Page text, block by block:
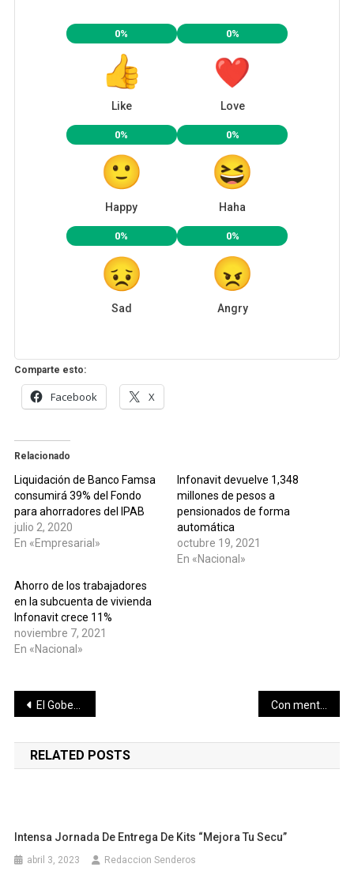
0%
Like
0%
Love
0%
Happy
0%
Haha
0%
Sad
0%
Angry
Comparte esto:
Facebook X
Relacionado
Liquidación de Banco Famsa
consumirá 39% del Fondo
para ahorradores del IPAB
julio 2, 2020
En «Empresarial»
Infonavit devuelve 1,348
millones de pesos a
pensionados de forma
automática
octubre 19, 2021
En «Nacional»
Ahorro de los trabajadores
en la subcuenta de vivienda
Infonavit crece 11%
noviembre 7, 2021
En «Nacional»
Navegación
de
entradas
El Gobernador Mauricio Vila Dosal inaugura la Liga de Fútbol “Eric Díaz Palma”
RELATED POSTS
Intensa Jornada De Entrega De Kits “Mejora Tu Secu”
abril 3, 2023 Redaccion Senderos